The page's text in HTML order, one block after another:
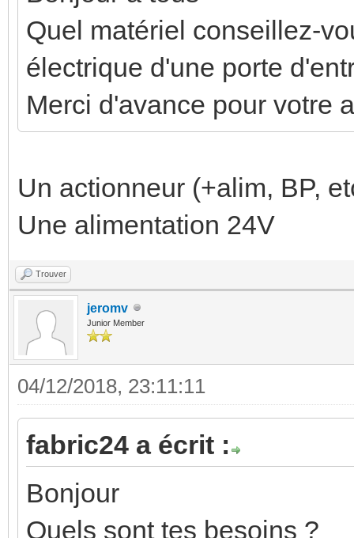
Quel matériel conseillez-
électrique d'une porte
Merci d'avance pour votre
Un actionneur (+alim, BP,
Une alimentation 24V
Trouver
jeromv
Junior Member
04/12/2018, 23:11:11
fabric24 a écrit :
Bonjour
Quels sont tes besoins ?